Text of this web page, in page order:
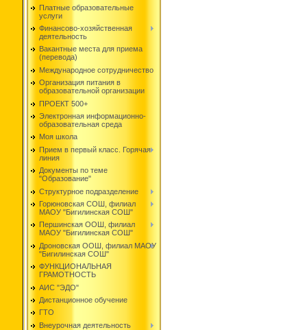
Платные образовательные
услуги
Финансово-хозяйственная
деятельность
Вакантные места для приема
(перевода)
Международное сотрудничество
Организация питания в
образовательной организации
ПРОЕКТ 500+
Электронная информационно-
образовательная среда
Моя школа
Прием в первый класс. Горячая
линия
Документы по теме
"Образование"
Структурное подразделение
Горюновская СОШ, филиал
МАОУ "Бигилинская СОШ"
Першинская ООШ, филиал
МАОУ "Бигилинская СОШ"
Дроновская ООШ, филиал МАОУ
"Бигилинская СОШ"
ФУНКЦИОНАЛЬНАЯ
ГРАМОТНОСТЬ
АИС "ЭДО"
Дистанционное обучение
ГТО
Внеурочная деятельность